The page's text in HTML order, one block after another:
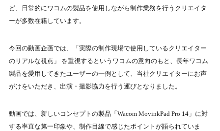
ど、日常的にワコムの製品を使用しながら制作業務を行うクリエイタ
ーが多数在籍しています。
今回の動画企画では、「実際の制作現場で使用しているクリエイター
のリアルな視点」 を重視するというワコムの意向のもと、長年ワコム
製品を愛用してきたユーザーの一例として、当社クリエイターにお声
がけをいただき、出演・撮影協力を行う運びとなりました。
動画では、新しいコンセプトの製品「Wacom MovinkPad Pro 14」に対
する率直な第一印象や、制作目線で感じたポイントが語られていま